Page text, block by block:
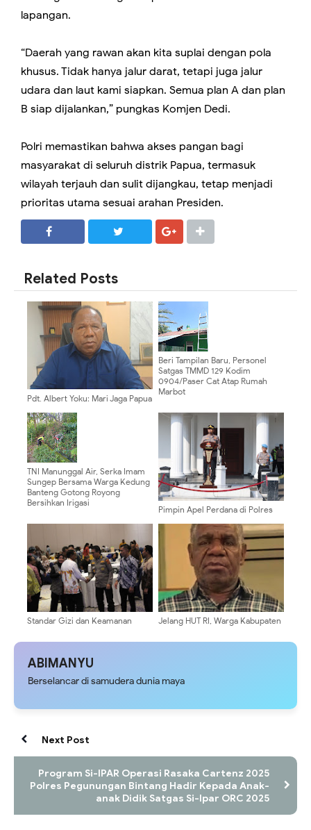
lapangan.
“Daerah yang rawan akan kita suplai dengan pola
khusus. Tidak hanya jalur darat, tetapi juga jalur
udara dan laut kami siapkan. Semua plan A dan plan
B siap dijalankan,” pungkas Komjen Dedi.
Polri memastikan bahwa akses pangan bagi
masyarakat di seluruh distrik Papua, termasuk
wilayah terjauh dan sulit dijangkau, tetap menjadi
prioritas utama sesuai arahan Presiden.
Related Posts
Pdt. Albert Yoku: Mari Jaga Papua
Persaudaraan
Beri Tampilan Baru, Personel
Satgas TMMD 129 Kodim
0904/Paser Cat Atap Rumah
Marbot
TNI Manunggal Air, Serka Imam
Sungep Bersama Warga Kedung
Banteng Gotong Royong
Bersihkan Irigasi
Pimpin Apel Perdana di Polres
Ardiansyah Prasetya, Ajak
Personel Bekerja Dengan Ikhlas
Dan Hindari Pelanggaran.
Standar Gizi dan Keamanan
Dokkes Polda Papua Hadiri
Bergizi Gratis
Jelang HUT RI, Warga Kabupaten
Provokasi
ABIMANYU
Berselancar di samudera dunia maya
Next Post
Program Si-IPAR Operasi Rasaka Cartenz 2025
Polres Pegunungan Bintang Hadir Kepada Anak-
anak Didik Satgas Si-Ipar ORC 2025